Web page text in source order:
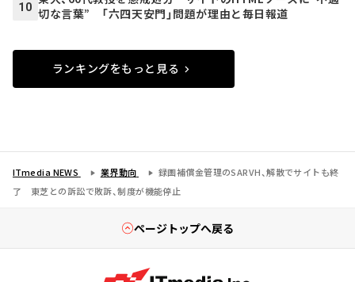
10 切な言葉” 「六四天安門」問題が理由と毎日報道
ランキングをもっと見る
ITmedia NEWS 業界動向
録画補償金管理のSARVH、解散でサイトも終
了 東芝との訴訟で敗訴、制度が機能停止
ページトップへ戻る